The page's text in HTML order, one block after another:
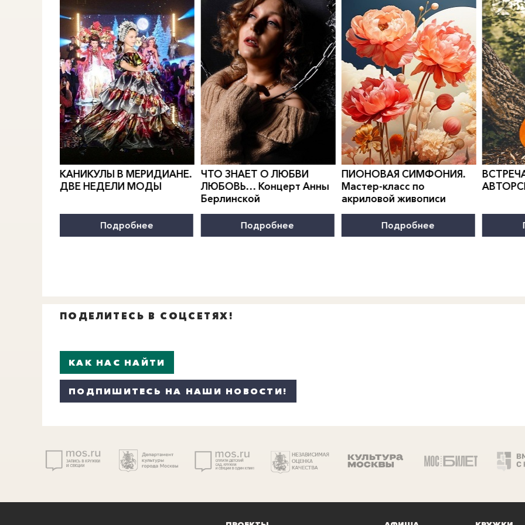
0 ">
КАНИКУЛЫ В МЕРИДИАНЕ.
ДВЕ НЕДЕЛИ МОДЫ
Подробнее
0">
ЧТО ЗНАЕТ О ЛЮБВИ
ЛЮБОВЬ… Концерт Анны
Берлинской
Подробнее
0">
ПИОНОВАЯ СИМФОНИЯ.
Мастер-класс по
акриловой живописи
Подробнее
0">
ПОДЕЛИТЕСЬ В СОЦСЕТЯХ!
КАК НАС НАЙТИ
ПОДПИШИТЕСЬ НА НАШИ НОВОСТИ!